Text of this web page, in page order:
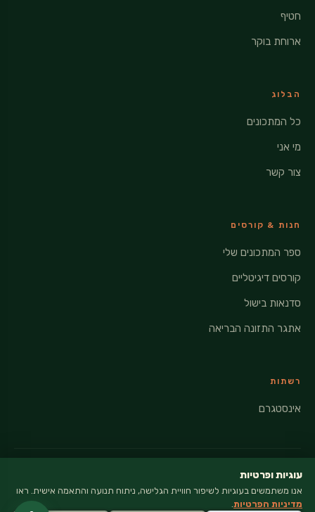
חטיף
ארוחת בוקר
הבלוג
כל המתכונים
מי אני
צור קשר
חנות & קורסים
ספר המתכונים שלי
קורסים דיגיטליים
סדנאות בישול
אתגר התזונה הבריאה
רשתות
אינסטגרם
© 2026 VEGANATI · כל הזכויות שמורות
עוגיות ופרטיות
אנו משתמשים בעוגיות לשיפור חוויית הגלישה, ניתוח תנועה והתאמה אישית. ראו
מדיניות הפרטיות.